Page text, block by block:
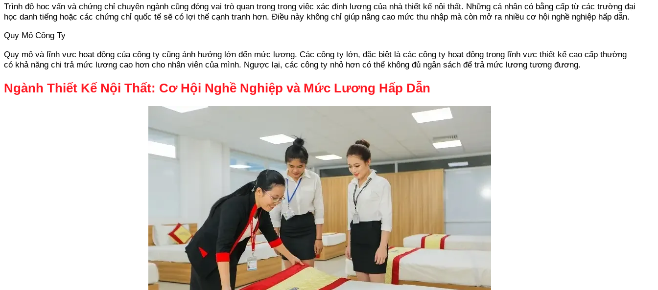
Trình độ học vấn và chứng chỉ chuyên ngành cũng đóng vai trò quan trọng trong việc xác định lương của nhà thiết kế nội thất. Những cá nhân có bằng cấp từ các trường đại
học danh tiếng hoặc các chứng chỉ quốc tế sẽ có lợi thế cạnh tranh hơn. Điều này không chỉ giúp nâng cao mức thu nhập mà còn mở ra nhiều cơ hội nghề nghiệp hấp dẫn.
Quy Mô Công Ty
Quy mô và lĩnh vực hoạt động của công ty cũng ảnh hưởng lớn đến mức lương. Các công ty lớn, đặc biệt là các công ty hoạt động trong lĩnh vực thiết kế cao cấp thường
có khả năng chi trả mức lương cao hơn cho nhân viên của mình. Ngược lại, các công ty nhỏ hơn có thể không đủ ngân sách để trả mức lương tương đương.
Ngành Thiết Kế Nội Thất: Cơ Hội Nghề Nghiệp và Mức Lương Hấp Dẫn